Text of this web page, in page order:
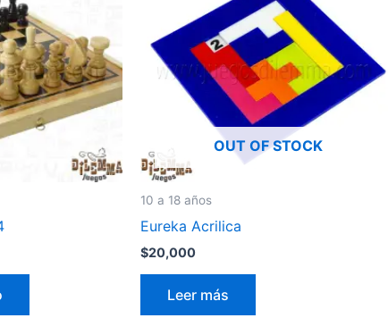
OUT OF STOCK
10 a 18 años
Eureka Acrilica
$20,000
Leer más